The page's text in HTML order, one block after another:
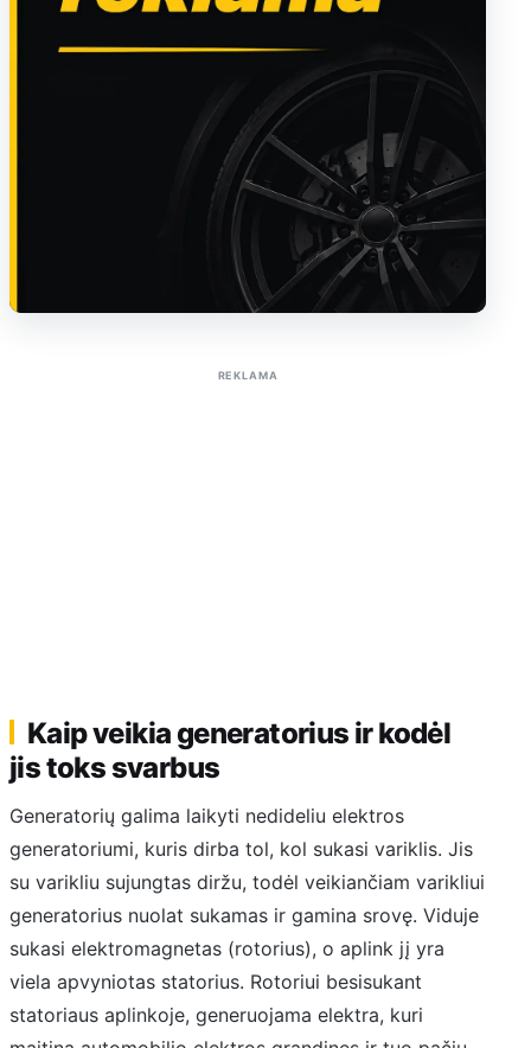
REKLAMA
Kaip veikia generatorius ir kodėl
jis toks svarbus
Generatorių galima laikyti nedideliu elektros
generatoriumi, kuris dirba tol, kol sukasi variklis. Jis
su varikliu sujungtas diržu, todėl veikiančiam varikliui
generatorius nuolat sukamas ir gamina srovę. Viduje
sukasi elektromagnetas (rotorius), o aplink jį yra
viela apvyniotas statorius. Rotoriui besisukant
statoriaus aplinkoje, generuojama elektra, kuri